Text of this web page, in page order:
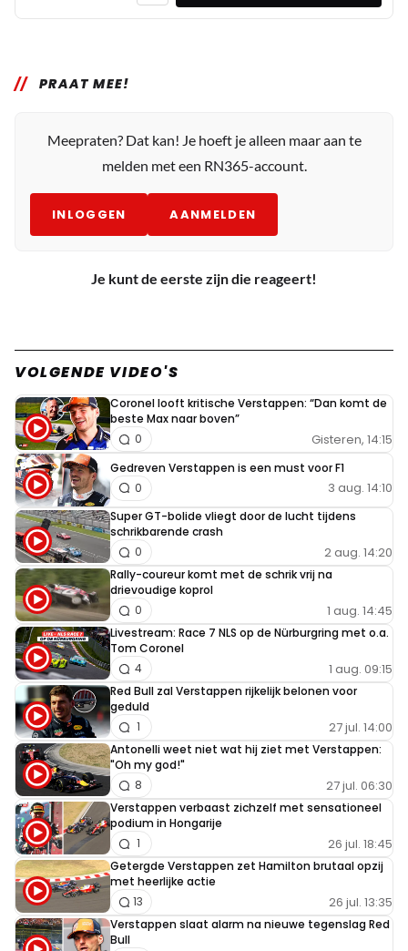
PRAAT MEE!
Meepraten? Dat kan! Je hoeft je alleen maar aan te
melden met een RN365-account.
INLOGGEN AANMELDEN
Je kunt de eerste zijn die reageert!
VOLGENDE VIDEO'S
Coronel looft kritische Verstappen: “Dan komt de
beste Max naar boven”
Gisteren, 14:15
0
Gedreven Verstappen is een must voor F1
3 aug. 14:10
0
Super GT-bolide vliegt door de lucht tijdens
schrikbarende crash
2 aug. 14:20
0
Rally-coureur komt met de schrik vrij na
drievoudige koprol
1 aug. 14:45
0
Livestream: Race 7 NLS op de Nürburgring met o.a.
Tom Coronel
1 aug. 09:15
4
Red Bull zal Verstappen rijkelijk belonen voor
geduld
27 jul. 14:00
1
Antonelli weet niet wat hij ziet met Verstappen:
"Oh my god!"
27 jul. 06:30
8
Verstappen verbaast zichzelf met sensationeel
podium in Hongarije
26 jul. 18:45
1
Getergde Verstappen zet Hamilton brutaal opzij
met heerlijke actie
26 jul. 13:35
13
Verstappen slaat alarm na nieuwe tegenslag Red
Bull